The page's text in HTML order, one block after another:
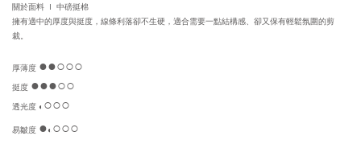
關於面料 I 中磅挺棉
擁有適中的厚度與挺度，線條利落卻不生硬，適合需要一點結構感、卻又保有輕鬆氛圍的剪
裁。
厚薄度 ●●○○○
挺度 ●●●○○
透光度 ◐ ○○○
易皺度 ●◐ ○○○